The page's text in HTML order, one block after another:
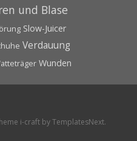
und Blase
Slow-Juicer
Verdauung
Wunden
i-craft by TemplatesNext.